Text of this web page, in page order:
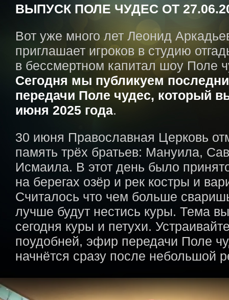
ВЫПУСК ПОЛЕ ЧУДЕС ОТ
Вот уже много лет Леонид
приглашает игроков в студию
в бессмертном капитал шоу Поле
Сегодня мы публикуем
передачи Поле чудес, который
июня 2025 года.
30 июня Православная Церковь
память трёх братьев: Мануила,
Исмаила. В этот день было
на берегах озёр и рек костры и
Считалось что чем больше
лучше будут нестись куры. Тема
сегодня куры и петухи.
поудобней, эфир передачи Поле
начнётся сразу после небольшой